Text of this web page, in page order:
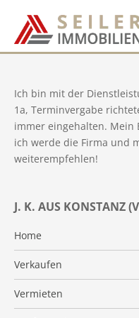
J. K. AUS KONSTANZ
Home
Verkaufen
Wertermittlung
Vermarktung
Vermieten
Ich bin mit der
1a, Terminvergabe
immer eingehalten. Mein
ich werde die Firma und
weiterempfehlen!